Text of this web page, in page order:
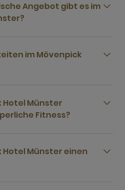
Angebot gibt es im
im Mövenpick
Hotel Münster
Fitness?
Hotel Münster einen